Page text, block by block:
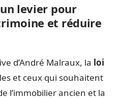
levier pour
et réduire
d’André Malraux, la loi
et ceux qui souhaitent
l’immobilier ancien et la